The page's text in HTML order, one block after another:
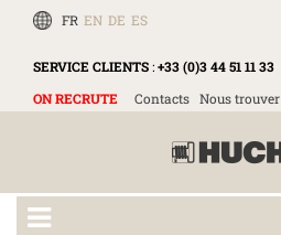
FR EN DE ES
SERVICE CLIENTS:+33 (0)3 44 51 11 33
ON RECRUTE
Contacts Nous trouver